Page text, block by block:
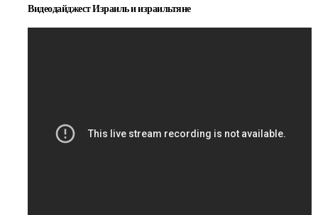
Видеодайджест Израиль и израильтяне